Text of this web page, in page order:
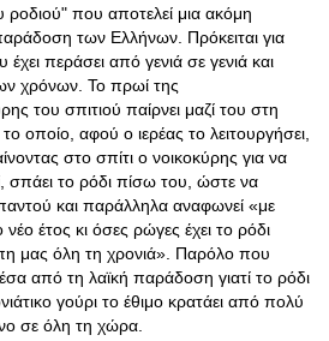
ροδιού" που αποτελεί μια ακόμη
των Ελλήνων. Πρόκειται για
έχει περάσει από γενιά σε γενιά και
χρόνων. Το πρωί της
του σπιτιού παίρνει μαζί του στη
οποίο, αφού ο ιερέας το λειτουργήσει,
στο σπίτι ο νοικοκύρης για να
σπάει το ρόδι πίσω του, ώστε να
και παράλληλα αναφωνεί «με
νέο έτος κι όσες ρώγες έχει το ρόδι
μας όλη τη χρονιά». Παρόλο που
από τη λαϊκή παράδοση γιατί το ρόδι
γούρι το έθιμο κρατάει από πολύ
σε όλη τη χώρα.